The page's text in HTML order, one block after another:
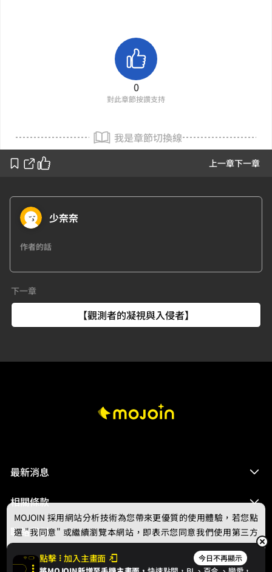
上一章下一章
0
對此章節按讚支持
我是章節切換線
少奈奈
作者的話
下一章
【觀測者的凝視與入侵者】
最新消息
相關條款
聯絡我們
點擊 加入主畫面 今日不再顯示
MOJOIN 採用網站分析技術為您帶來更優質的使用體驗，若您點
選 "我同意" 或繼續瀏覽本網站，即表示您同意我們使用第三方
Cookie，欲瞭解更多資訊請見隱私權政策。